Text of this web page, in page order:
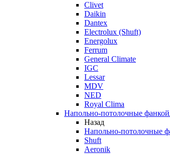
Clivet
Daikin
Dantex
Electrolux (Shuft)
Energolux
Ferrum
General Climate
IGC
Lessar
MDV
NED
Royal Clima
Напольно-потолочные
Назад
Напольно-потолочные
Shuft
Aeronik